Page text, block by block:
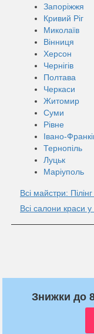
Запоріжжя
Кривий Ріг
Миколаїв
Вінниця
Херсон
Чернігів
Полтава
Черкаси
Житомир
Суми
Рівне
Івано-
Тернопіль
Луцьк
Маріуполь
Всі майстри:
Всі салони краси
Знижки до